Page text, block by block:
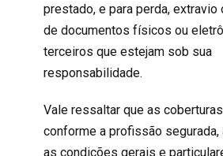
prestado, e para perda, extravio
de documentos físicos ou
terceiros que estejam sob sua
responsabilidade.
Vale ressaltar que as
conforme a profissão segurada,
as condições gerais e